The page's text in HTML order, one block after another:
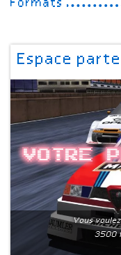
Formats
Espace
Votre
Vous
3500